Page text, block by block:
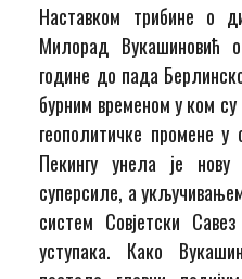
Наставком трибине о
Милорад Вукашиновић
године до пада
бурним временом у ком
геополитичке промене у
Пекингу унела је
суперсиле, а
систем Совјетски
уступака. Како